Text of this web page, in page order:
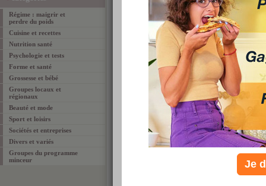
Régime : maigrir et
perdre du poids
Cuisine et recettes
Nutrition santé
Psychologie et tests
Forme et santé
Grossesse et bébé
Groupes locaux et
régionaux
Beauté et mode
Sport et loisirs
Sociétés et entreprises
Divers et variés
Groupes du programme
minceur
pourrez ainsi vous faire rapidement des
surtout de vos premiers résultats. Vous
auquel vous allez commencer à maigrir. Il ne
de votre nouveau groupe pour vous soutenir
astuces minceur et suivez les progrès de vos
programme (ex: St-Sylvestre si vous
pour rechercher un groupe ou un sujet
Je